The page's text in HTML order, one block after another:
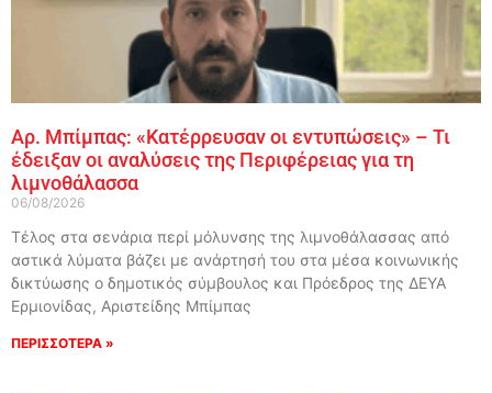
Αρ. Μπίμπας: «Κατέρρευσαν οι εντυπώσεις» – Τι
έδειξαν οι αναλύσεις της Περιφέρειας για τη
λιμνοθάλασσα
06/08/2026
Τέλος στα σενάρια περί μόλυνσης της λιμνοθάλασσας από
αστικά λύματα βάζει με ανάρτησή του στα μέσα κοινωνικής
δικτύωσης ο δημοτικός σύμβουλος και Πρόεδρος της ΔΕΥΑ
Ερμιονίδας, Αριστείδης Μπίμπας
ΠΕΡΙΣΣΟΤΕΡΑ »